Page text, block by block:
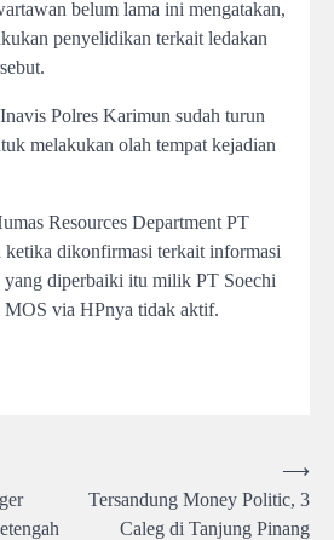
belum lama ini mengatakan,
penyelidikan terkait ledakan
Polres Karimun sudah turun
melakukan olah tempat kejadian
Resources Department PT
dikonfirmasi terkait informasi
yang diperbaiki itu milik PT Soechi
via HPnya tidak aktif.
Tersandung Money Politic, 3
Caleg di Tanjung Pinang
⟶